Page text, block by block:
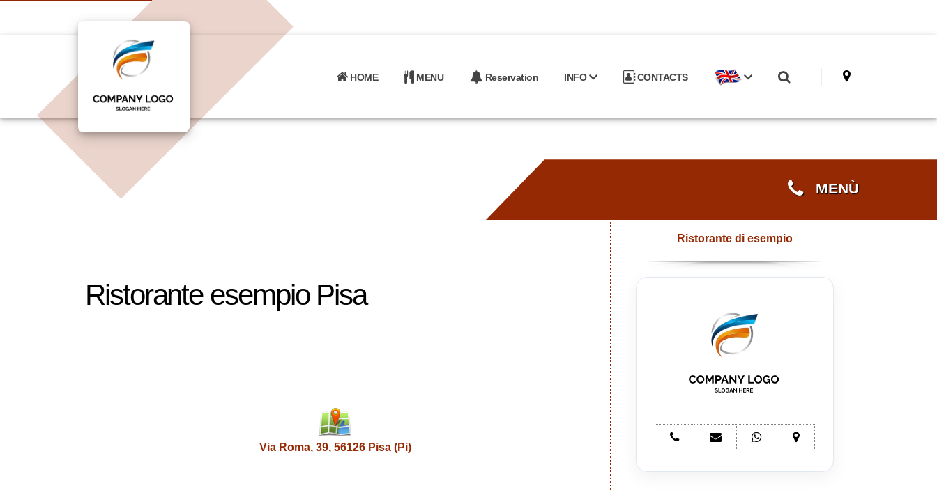
HOME MENU Reservation INFO CONTACTS
MENÙ
Ristorante esempio Pisa
Via Roma, 39, 56126 Pisa (Pi)
Ristorante di esempio
telefono
Ristorante
e-
mail
whatsapp
Ristorante
mappa
Ristorante
esempio